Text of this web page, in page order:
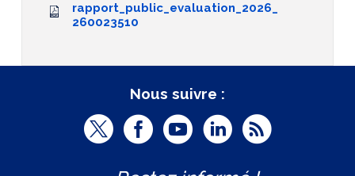
rapport_public_evaluation_2026_
260023510
Nous suivre :
T
F
Y
L
R